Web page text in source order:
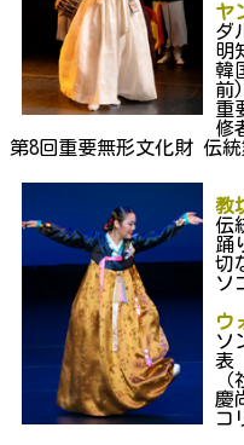
ヤ
ダ
明
韓
前
重
修
第8回重要無形文化財 伝
教
伝
踊
切
ソ
ウ
ソ
表
慶
コ